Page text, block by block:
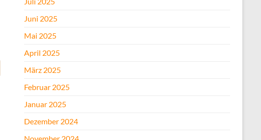
Juni 2025
Mai 2025
April 2025
März 2025
Februar 2025
Januar 2025
Dezember 2024